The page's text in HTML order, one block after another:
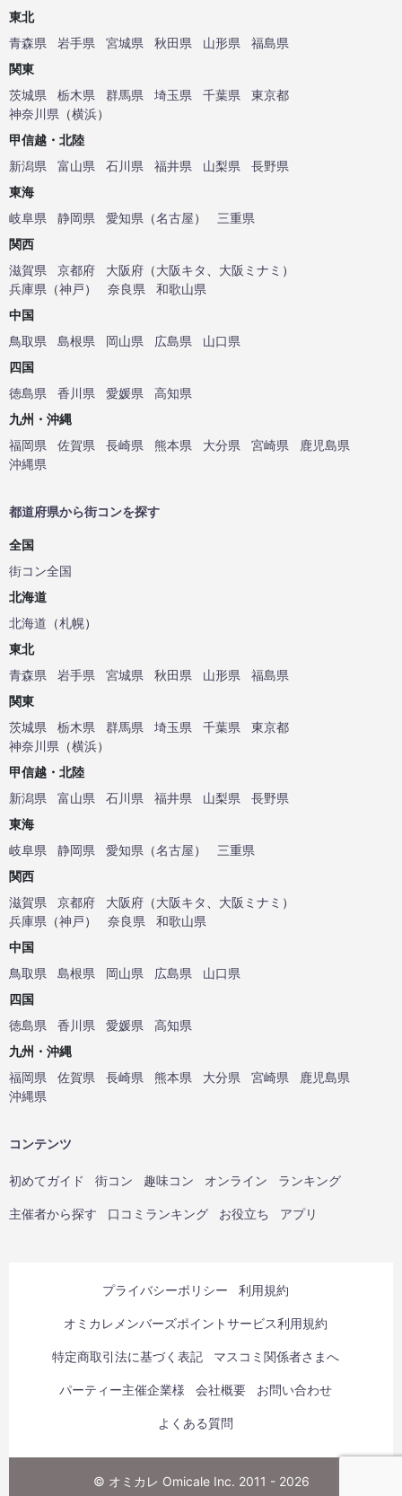
東北
青森県
岩手県 宮城県 秋田県 山形県
福島県
関東
茨城県
栃木県 群馬県 埼玉県 千葉県
東京都
神奈川県 （横浜）
甲信越・北陸
新潟県
富山県 石川県 福井県 山梨県
長野県
東海
岐阜県
静岡県 愛知県 （名古屋）
三重県
関西
滋賀県
京都府 大阪府 （大阪キタ 大阪ミナミ ）
兵庫県 （神戸） 奈良県
和歌山県
中国
鳥取県
島根県 岡山県 広島県
山口県
四国
徳島県
香川県 愛媛県
高知県
九州・沖縄
福岡県
佐賀県 長崎県 熊本県 大分県 宮崎県
鹿児島県
沖縄県
都道府県から街コンを探す
全国
街コン全国
北海道
北海道 （札幌）
東北
青森県
岩手県 宮城県 秋田県 山形県
福島県
関東
茨城県
栃木県 群馬県 埼玉県 千葉県
東京都
神奈川県 （横浜）
甲信越・北陸
新潟県
富山県 石川県 福井県 山梨県
長野県
東海
岐阜県
静岡県 愛知県 （名古屋）
三重県
関西
滋賀県
京都府 大阪府 （大阪キタ 大阪ミナミ ）
兵庫県 （神戸） 奈良県
和歌山県
中国
鳥取県
島根県 岡山県 広島県
山口県
四国
徳島県
香川県 愛媛県
高知県
九州・沖縄
福岡県
佐賀県 長崎県 熊本県 大分県 宮崎県
鹿児島県
沖縄県
コンテンツ
初めてガイド 街コン 趣味コン オンライン ランキング
主催者から探す 口コミランキング お役立ち アプリ
プライバシーポリシー 利用規約
オミカレメンバーズポイントサービス利用規約
特定商取引法に基づく表記 マスコミ関係者さまへ
パーティー主催企業様 会社概要 お問い合わせ
よくある質問
© オミカレ Omicale Inc. 2011 - 2026